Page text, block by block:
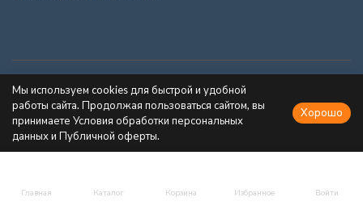
Главная Каталог Корзина Избранное Войти
Каталог товаров
Информация
Мы используем cookies для быстрой и удобной
работы сайта. Продолжая пользоваться сайтом, вы
принимаете Условия обработки персональных
данных и Публичной оферты.
Хорошо